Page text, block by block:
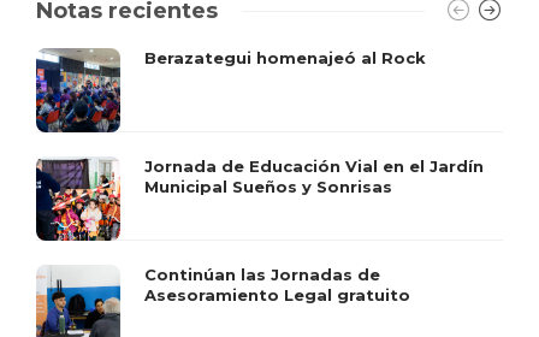
Notas recientes
Berazategui homenajeó al Rock
Jornada de Educación Vial en el Jardín
Municipal Sueños y Sonrisas
Continúan las Jornadas de
Asesoramiento Legal gratuito